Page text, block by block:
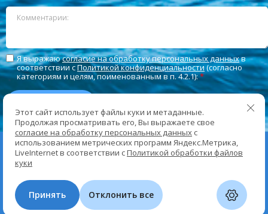
Я выражаюсогласие на обработку персональных данныхв
соответствии сПолитикой конфиденциальности (согласно
категориям и целям, поименованным в п. 4.2.1):*
Copyright © 2013 - 2026
Политика конфиденциальности
Мегагрупп.ру
Этот сайт использует файлы куки и метаданные.
Продолжая просматривать его, Вы выражаете свое
согласие на обработку персональных данных с
использованием метрических программ Яндекс.Метрика,
LiveInternet в соответствии сПолитикой обработки файлов
куки
Принять Отклонить все